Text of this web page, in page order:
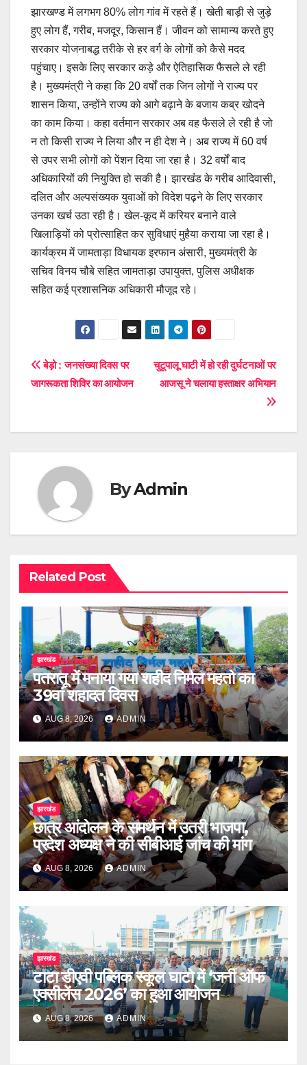
झारखण्ड में लगभग 80% लोग गांव में रहते हैं। खेती बाड़ी से जुड़े
हुए लोग हैं, गरीब, मजदूर, किसान हैं। जीवन को सामान्य करते हुए
सरकार योजनाबद्ध तरीके से हर वर्ग के लोगों को कैसे मदद
पहुंचाए। इसके लिए सरकार कड़े और ऐतिहासिक फैसले ले रही
है। मुख्यमंत्री ने कहा कि 20 वर्षों तक जिन लोगों ने राज्य पर
शासन किया, उन्होंने राज्य को आगे बढ़ाने के बजाय कब्र खोदने
का काम किया। कहा वर्तमान सरकार अब वह फैसले ले रही है जो
न तो किसी राज्य ने लिया और न ही देश ने। अब राज्य में 60 वर्ष
से उपर सभी लोगों को पेंशन दिया जा रहा है। 32 वर्षों बाद
अधिकारियों की नियुक्ति हो सकी है। झारखंंड के गरीब आदिवासी,
दलित और अल्पसंख्यक युवाओं को विदेश पढ़ने के लिए सरकार
उनका खर्च उठा रही है। खेल-कूद में करियर बनाने वाले
खिलाड़ियों को प्रोत्साहित कर सुविधाएं मुहैया कराया जा रहा है।
कार्यक्रम में जामताड़ा विधायक इरफान अंसारी, मुख्यमंत्री के
सचिव विनय चौबे सहित जामताड़ा उपायुक्त, पुलिस अधीक्षक
सहित कई प्रशासनिक अधिकारी मौजूद रहे।
Post
चुटूपालू घाटी में हो रही दुर्घटनाओं पर
आजसू ने चलाया हस्ताक्षर अभियान
बेड़ो : जनसंख्या दिवस पर
जागरूकता शिविर का आयोजन
ByAdmin
Related Post
झारखंड
पतरातू में मनाया गया शहीद निर्मल महतो का
39वां शहादत दिवस
AUG 8, 2026 ADMIN
झारखंड
छात्र आंदोलन के समर्थन में उतरी भाजपा,
प्रदेश अध्यक्ष ने की सीबीआई जांच की मांग
AUG 8, 2026 ADMIN
झारखंड
टाटा डीएवी पब्लिक स्कूल घाटो में ‘जर्नी ऑफ
एक्सीलेंस 2026’ का हुआ आयोजन
AUG 8, 2026 ADMIN